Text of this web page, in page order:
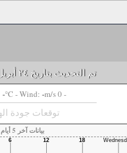
تم التحديث بتاريخ ٢٤ أبريل ٢٠٢٥ ١٩:٠٠
-°C - Wind: -m/s 0 -
توقعات جودة
بيانات آخر 5 أيام